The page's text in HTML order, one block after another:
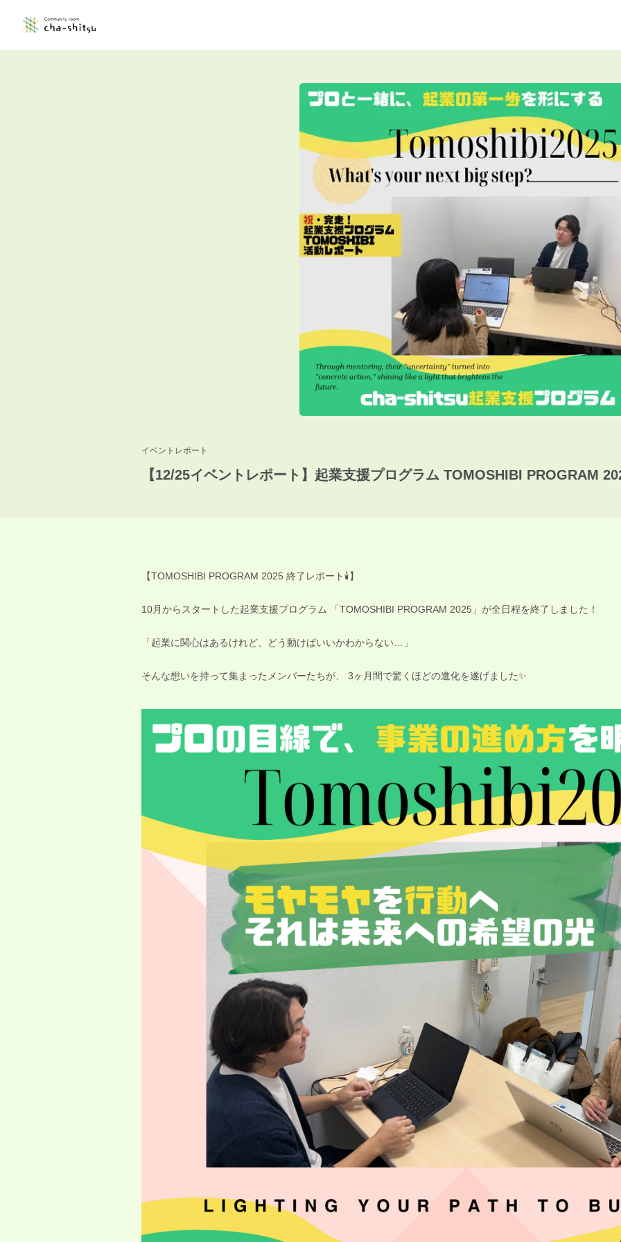
イベントレポート
【12/25イベントレポート】起業支援プログラム TOMOSHIBI PROGRAM
【TOMOSHIBI PROGRAM 2025 終了レポート🕯️】
10月からスタートした起業支援プログラム 「TOMOSHIBI PROGRAM 2025」が全日程を終了しました！
「起業に関心はあるけれど、どう動けばいいかわからない…」
そんな想いを持って集まったメンバーたちが、 3ヶ月間で驚くほどの進化を遂げました✨